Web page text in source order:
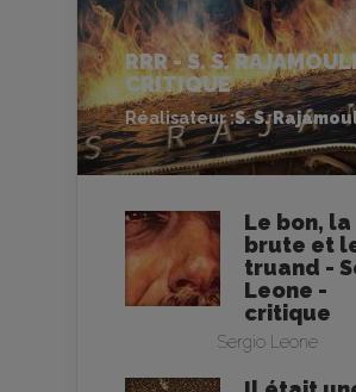
RRR - S. S.
CRITIQUE
Réalisateur :S. S.
Le bon, la
brute et
truand -
Leone -
critique
Sergio Leone